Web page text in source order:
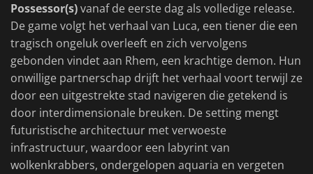
Possessor(s)vanaf de eerste dag als volledige release.
De game volgt het verhaal van Luca, een tiener die een
tragisch ongeluk overleeft en zich vervolgens
gebonden vindet aan Rhem, een krachtige demon. Hun
onwillige partnerschap drijft het verhaal voort terwijl ze
door een uitgestrekte stad navigeren die getekend is
door interdimensionale breuken. De setting mengt
futuristische architectuur met verwoeste
infrastructuur, waardoor een labyrint van
wolkenkrabbers, ondergelopen aquaria en vergeten